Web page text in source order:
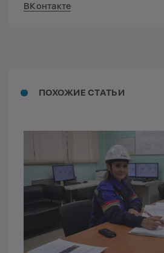
ВКонтакте
ПОХОЖИЕ СТАТЬИ